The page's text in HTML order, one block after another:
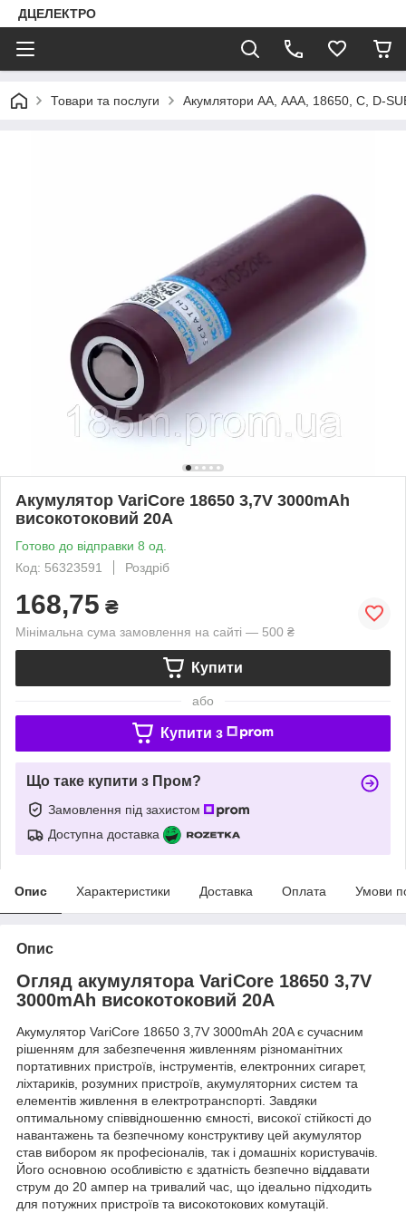
ДЦЕЛЕКТРО
Товари та послуги Акумлятори АА, ААА, 18650, C, D-
Акумулятор VariCore 18650 3,7V 3000mAh
високотоковий 20A
Готово до відправки 8 од.
Код: 56323591
Роздріб
168,75 ₴
Мінімальна сума замовлення на сайті — 500 ₴
Купити
або
Купити з
Що таке купити з Пром?
Замовлення під захистом
Доступна доставка
Опис Характеристики Доставка Оплата Умови
Опис
Огляд акумулятора VariCore 18650 3,7V
3000mAh високотоковий 20A
Акумулятор VariCore 18650 3,7V 3000mAh 20A є сучасним
рішенням для забезпечення живленням різноманітних
портативних пристроїв, інструментів, електронних сигарет,
ліхтариків, розумних пристроїв, акумуляторних систем та
елементів живлення в електротранспорті. Завдяки
оптимальному співвідношенню ємності, високої стійкості до
навантажень та безпечному конструктиву цей акумулятор
став вибором як професіоналів, так і домашніх користувачів.
Його основною особливістю є здатність безпечно віддавати
струм до 20 ампер на тривалий час, що ідеально підходить
для потужних пристроїв та високотокових комутацій.